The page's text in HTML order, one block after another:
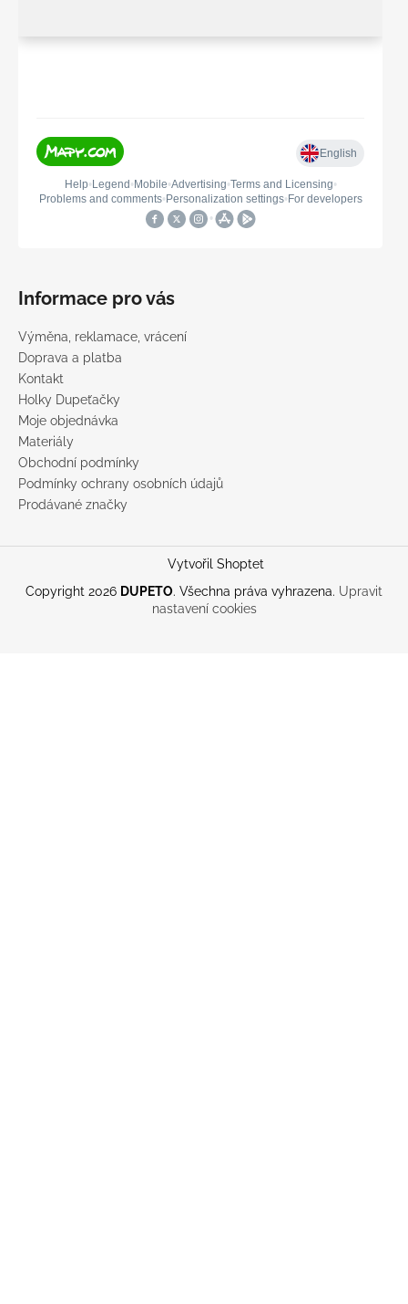
Informace pro vás
Výměna, reklamace, vrácení
Doprava a platba
Kontakt
Holky Dupeťačky
Moje objednávka
Materiály
Obchodní podmínky
Podmínky ochrany osobních údajů
Prodávané značky
Vytvořil Shoptet
Copyright 2026 DUPETO. Všechna práva vyhrazena. Upravit
nastavení cookies